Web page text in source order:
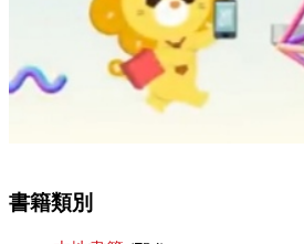
書籍類別